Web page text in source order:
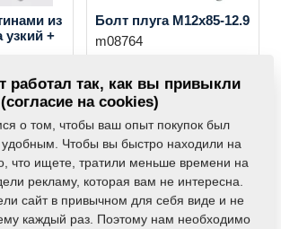
из
узкий +
Болт плуга M12x85-12.9
m08764
Лемех верхний П P
работал так, как вы привыкли
(согласие на cookies)
о том, чтобы ваш опыт покупок был
Чтобы вы быстро находили на
что ищете, тратили меньше времени на
рекламу, которая вам не интересна.
сайт в привычном для себя виде и не
каждый раз. Поэтому нам необходимо